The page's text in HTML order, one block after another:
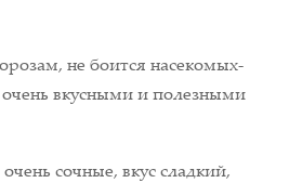
не боится насекомых-
очень вкусными и полезными
сочные, вкус сладкий,